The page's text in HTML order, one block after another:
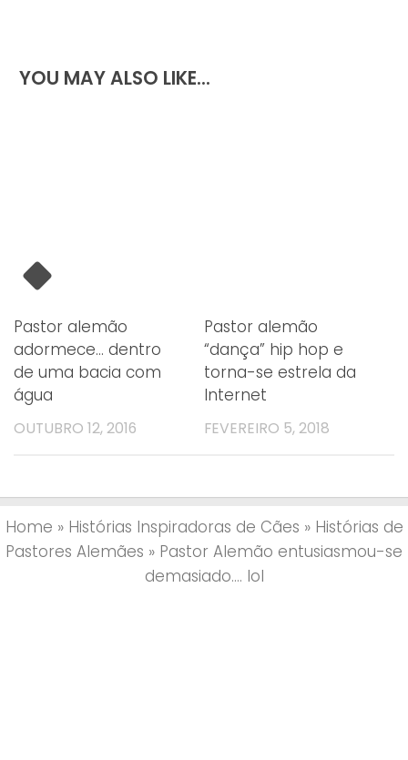
YOU MAY ALSO LIKE...
Pastor alemão
adormece… dentro
de uma bacia com
água
OUTUBRO 12, 2016
Pastor alemão
“dança” hip hop e
torna-se estrela da
Internet
FEVEREIRO 5, 2018
Home » Histórias Inspiradoras de Cães » Histórias de
Pastores Alemães » Pastor Alemão entusiasmou-se
demasiado…. lol